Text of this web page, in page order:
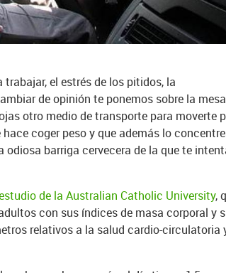
el estrés de los pitidos, la
de opinión te ponemos sobre la
otro medio de transporte para moverte
coger peso y que además lo
odiosa barriga cervecera de la que te
de la Australian Catholic University,
con sus índices de masa corporal y
relativos a la salud cardio-circulatoria